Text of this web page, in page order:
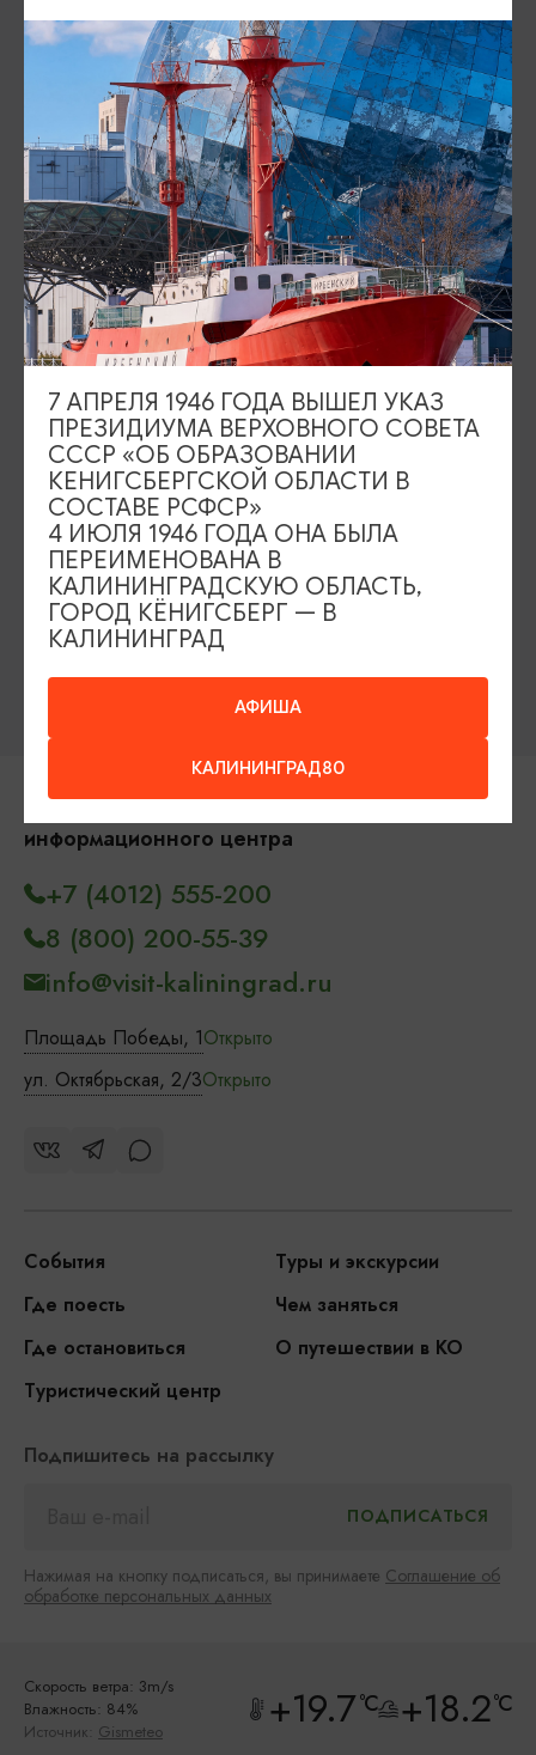
Камеры
ИЩИТЕ ТАКЖЕ НА НАШЕМ САЙТЕ
Серебряное ожерелье
Электронная виза
Туры и экскурсии
Афиша мероприятий
Гиды и экскурсоводы
Достопримечательности
Карты и маршруты
Рестораны
Гостиницы
Как доехать
Компас Балтийской кухни
Настоящий Калининградец
Контакты Туристского
информационного центра
Площадь Победы, 1Открыто
ул. Октябрьская, 2/3Открыто
+7 (4012) 555-200
8 (800) 200-55-39
info@visit-kaliningrad.ru
События
Туры и экскурсии
Где поесть
Чем заняться
Где остановиться
О путешествии в КО
Туристический центр
Подпишитесь на рассылку
Нажимая на кнопку подписаться, вы принимаете Соглашение об
обработке персональных данных
Скорость ветра: 3m/s
Влажность: 84%
Источник: Gismeteo +19.7°C +18.2°C
АФИША
КАЛИНИНГРАД80
7 АПРЕЛЯ 1946 ГОДА ВЫШЕЛ УКАЗ
ПРЕЗИДИУМА ВЕРХОВНОГО СОВЕТА
СССР «ОБ ОБРАЗОВАНИИ
КЕНИГСБЕРГСКОЙ ОБЛАСТИ В
СОСТАВЕ РСФСР»
4 ИЮЛЯ 1946 ГОДА ОНА БЫЛА
ПЕРЕИМЕНОВАНА В
КАЛИНИНГРАДСКУЮ ОБЛАСТЬ,
ГОРОД КЁНИГСБЕРГ — В
КАЛИНИНГРАД